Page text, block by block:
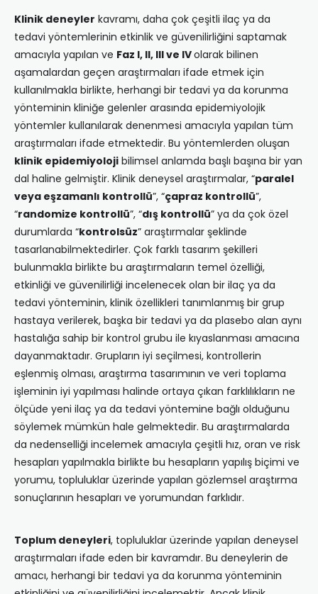
Klinik deneyler kavramı, daha çok çeşitli ilaç ya da
tedavi yöntemlerinin etkinlik ve güvenilirliğini saptamak
amacıyla yapılan ve Faz I, II, III ve IVolarak bilinen
aşamalardan geçen araştırmaları ifade etmek için
kullanılmakla birlikte, herhangi bir tedavi ya da korunma
yönteminin kliniğe gelenler arasında epidemiyolojik
yöntemler kullanılarak denenmesi amacıyla yapılan tüm
araştırmaları ifade etmektedir. Bu yöntemlerden oluşan
klinik epidemiyoloji bilimsel anlamda başlı başına bir yan
dal haline gelmiştir. Klinik deneysel araştırmalar, “paralel
veya eşzamanlı kontrollü”, “çapraz kontrollü”,
“randomize kontrollü”, “dış kontrollü” ya da çok özel
durumlarda “kontrolsüz” araştırmalar şeklinde
tasarlanabilmektedirler. Çok farklı tasarım şekilleri
bulunmakla birlikte bu araştırmaların temel özelliği,
etkinliği ve güvenilirliği incelenecek olan bir ilaç ya da
tedavi yönteminin, klinik özellikleri tanımlanmış bir grup
hastaya verilerek, başka bir tedavi ya da plasebo alan aynı
hastalığa sahip bir kontrol grubu ile kıyaslanması amacına
dayanmaktadır. Grupların iyi seçilmesi, kontrollerin
eşlenmiş olması, araştırma tasarımının ve veri toplama
işleminin iyi yapılması halinde ortaya çıkan farklılıkların ne
ölçüde yeni ilaç ya da tedavi yöntemine bağlı olduğunu
söylemek mümkün hale gelmektedir. Bu araştırmalarda
da nedenselliği incelemek amacıyla çeşitli hız, oran ve risk
hesapları yapılmakla birlikte bu hesapların yapılış biçimi ve
yorumu, topluluklar üzerinde yapılan gözlemsel araştırma
sonuçlarının hesapları ve yorumundan farklıdır.
Toplum deneyleri, topluluklar üzerinde yapılan deneysel
araştırmaları ifade eden bir kavramdır. Bu deneylerin de
amacı, herhangi bir tedavi ya da korunma yönteminin